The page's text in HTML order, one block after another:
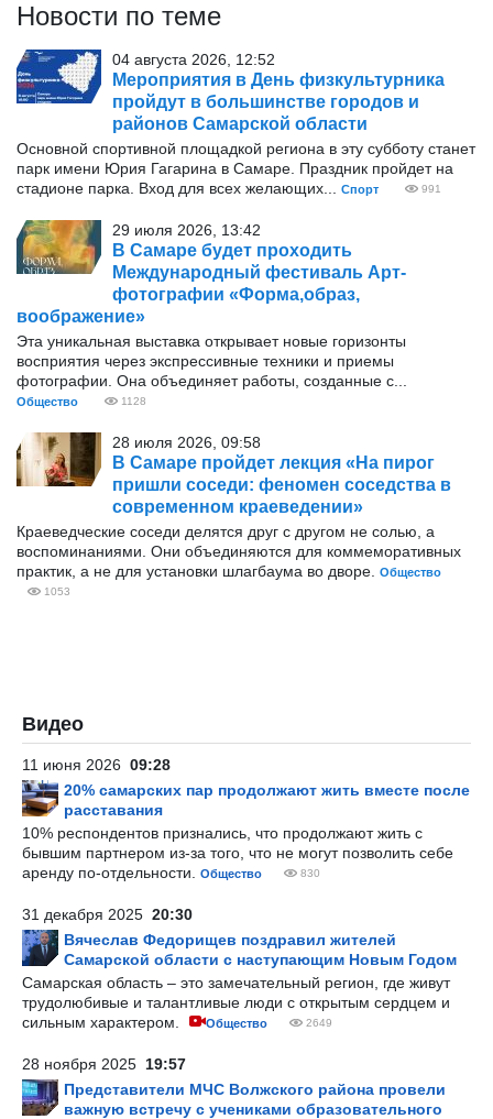
Новости по теме
04 августа 2026, 12:52
Мероприятия в День физкультурника
пройдут в большинстве городов и
районов Самарской области
Основной спортивной площадкой региона в эту субботу станет
парк имени Юрия Гагарина в Самаре. Праздник пройдет на
стадионе парка. Вход для всех желающих...
Спорт 991
29 июля 2026, 13:42
В Самаре будет проходить
Международный фестиваль Арт-
фотографии «Форма,образ,
воображение»
Эта уникальная выставка открывает новые горизонты
восприятия через экспрессивные техники и приемы
фотографии. Она объединяет работы, созданные с...
Общество 1128
28 июля 2026, 09:58
В Самаре пройдет лекция «На пирог
пришли соседи: феномен соседства в
современном краеведении»
Краеведческие соседи делятся друг с другом не солью, а
воспоминаниями. Они объединяются для коммеморативных
практик, а не для установки шлагбаума во дворе.
Общество
1053
Видео
11 июня 2026 09:28
20% самарских пар продолжают жить вместе после
расставания
10% респондентов признались, что продолжают жить с
бывшим партнером из-за того, что не могут позволить себе
аренду по-отдельности.
Общество 830
31 декабря 2025 20:30
Вячеслав Федорищев поздравил жителей
Самарской области с наступающим Новым Годом
Самарская область – это замечательный регион, где живут
трудолюбивые и талантливые люди с открытым сердцем и
сильным характером.
Общество 2649
28 ноября 2025 19:57
Представители МЧС Волжского района провели
важную встречу с учениками образовательного